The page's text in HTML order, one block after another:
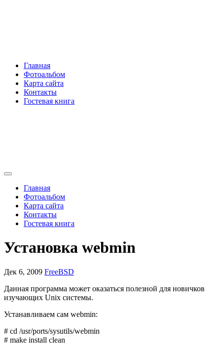
Главная
Фотоальбом
Карта сайта
Контакты
Гостевая книга
Главная
Фотоальбом
Карта сайта
Контакты
Гостевая книга
Установка webmin
Дек 6, 2009 FreeBSD
Данная программа может оказаться полезной для новичков
изучающих Unix системы.
Устанавливаем сам webmin:
# cd /usr/ports/sysutils/webmin
# make install clean